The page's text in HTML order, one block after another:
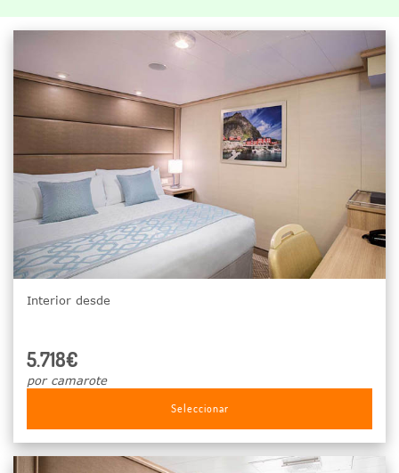
Interior desde
5.718€
por camarote
Seleccionar